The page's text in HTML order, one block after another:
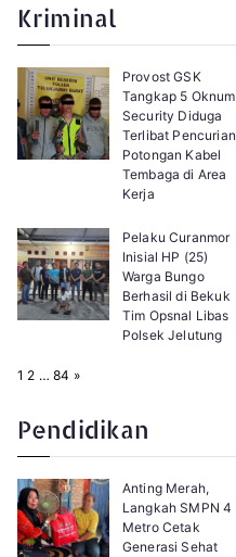
:Kriminal
Provost GSK
Tangkap 5 Oknum
Security Diduga
Terlibat Pencurian
Potongan Kabel
Tembaga di Area
Kerja
Pelaku Curanmor
Inisial HP (25)
Warga Bungo
Berhasil di Bekuk
Tim Opsnal Libas
Polsek Jelutung
P
:
1 2 … 84 N
»
Pendidikan
Anting Merah,
Langkah SMPN 4
Metro Cetak
Generasi Sehat